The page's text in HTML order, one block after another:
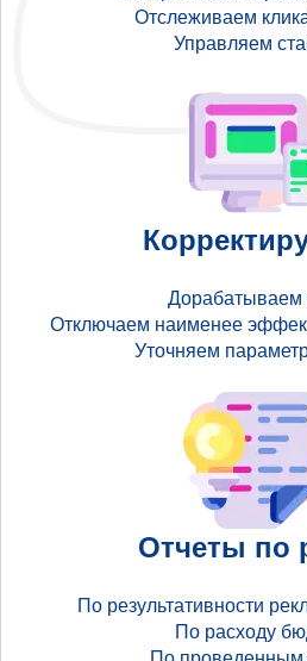
Отслеживаем
Управляем
Дорабатываем
Отключаем наименее
Уточняем
Отчеты по
По результативности
По расходу